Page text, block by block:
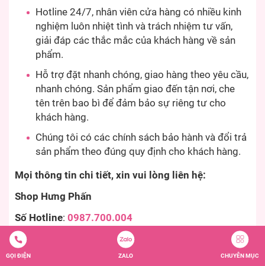
Hotline 24/7, nhân viên cửa hàng có nhiều kinh
nghiệm luôn nhiệt tình và trách nhiệm tư vấn,
giải đáp các thắc mắc của khách hàng về sản
phẩm.
Hỗ trợ đặt nhanh chóng, giao hàng theo yêu cầu,
nhanh chóng. Sản phẩm giao đến tận nơi, che
tên trên bao bì để đảm bảo sự riêng tư cho
khách hàng.
Chúng tôi có các chính sách bảo hành và đổi trả
sản phẩm theo đúng quy định cho khách hàng.
Mọi thông tin chi tiết, xin vui lòng liên hệ:
Shop Hưng Phấn
Số Hotline: 0987.700.004
Website
https://shophungphan.com/
Email
shophungphan@gmail.com
GỌI ĐIỆN ZALO CHUYÊN MỤC